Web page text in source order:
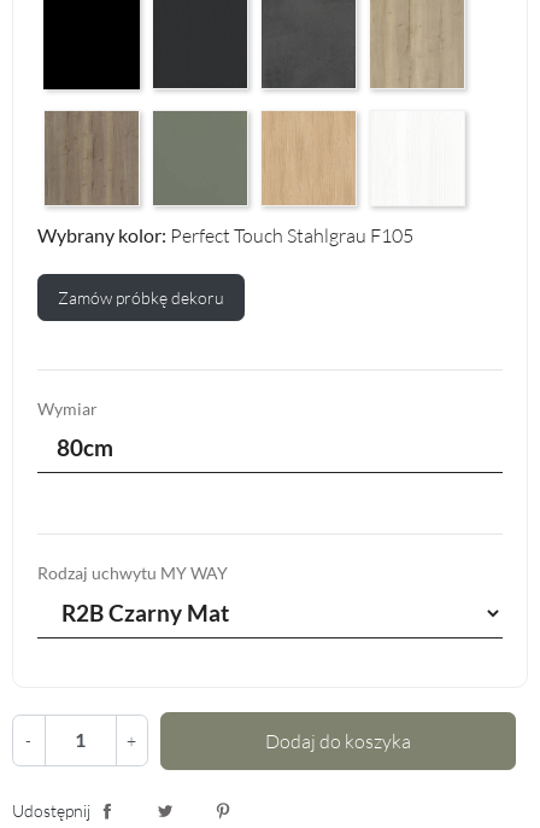
Wybrany kolor: Perfect Touch Stahlgrau F105
Zamów próbkę dekoru
Wymiar
80cm
Rodzaj uchwytu MY WAY
- + Dodaj do koszyka
Udostępnij